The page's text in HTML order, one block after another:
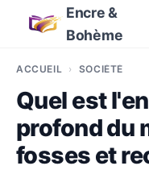
Encre &
Bohème
ACCUEIL SOCIÉTÉ
Quel est
profond du
fosses et